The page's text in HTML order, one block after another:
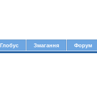
Змагання Форум